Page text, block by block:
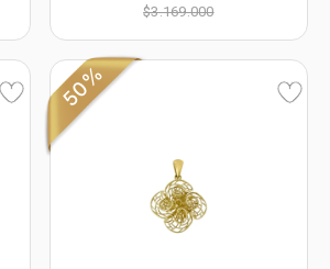
$3.169.000
50%